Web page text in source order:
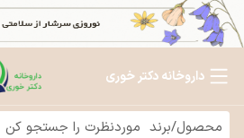
داروخانه دکتر خوری